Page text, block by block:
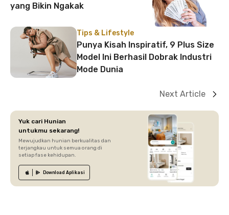
yang Bikin Ngakak
Tips & Lifestyle
Punya Kisah Inspiratif, 9 Plus Size
Model Ini Berhasil Dobrak Industri
Mode Dunia
Next Article
Yuk cari Hunian
untukmu sekarang!
Mewujudkan hunian berkualitas dan
terjangkau untuk semua orang di
setiap fase kehidupan.
Download Aplikasi